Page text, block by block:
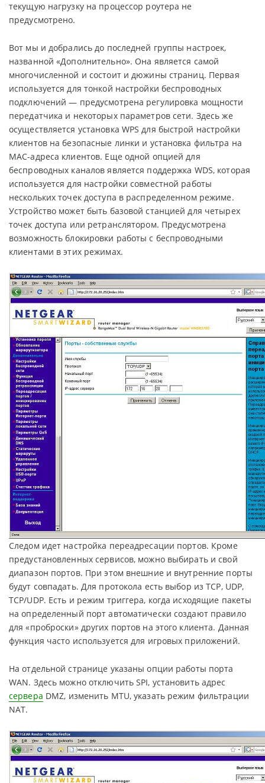
текущую нагрузку на процессор роутера не
предусмотрено.
Вот мы и добрались до последней группы настроек,
названной «Дополнительно». Она является самой
многочисленной и состоит и дюжины страниц. Первая
используется для тонкой настройки беспроводных
подключений — предусмотрена регулировка мощности
передатчика и некоторых параметров сети. Здесь же
осуществляется установка WPS для быстрой настройки
клиентов на безопасные линки и установка фильтра на
MAC-адреса клиентов. Еще одной опцией для
беспроводных каналов является поддержка WDS, которая
используется для настройки совместной работы
нескольких точек доступа в распределенном режиме.
Устройство может быть базовой станцией для четырех
точек доступа или ретранслятором. Предусмотрена
возможность блокировки работы с беспроводными
клиентами в этих режимах.
Следом идет настройка переадресации портов. Кроме
предустановленных сервисов, можно выбирать и свой
диапазон портов. При этом внешние и внутренние порты
будут совпадать. Для протокола есть выбор из TCP, UDP,
TCP/UDP. Есть и режим триггера, когда исходящие пакеты
на определенный порт автоматически создают правило
для «проброски» других портов на этого клиента. Данная
функция часто используется для игровых приложений.
На отдельной странице указаны опции работы порта
WAN. Здесь можно отключить SPI, установить адрес
сервера DMZ, изменить MTU, указать режим фильтрации
NAT.